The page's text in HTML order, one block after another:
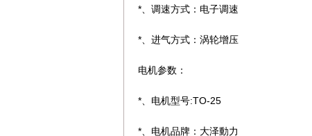
*、调速方式：电子调速
*、进气方式：涡轮增压
电机参数：
*、电机型号:TO-25
*、电机品牌：大泽動力